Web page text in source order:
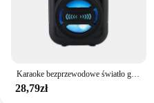
28,79zł